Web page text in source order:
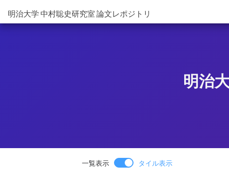
明治大学 中村聡史研究室 論文レポジトリ
明治
一覧表示 タイル表示